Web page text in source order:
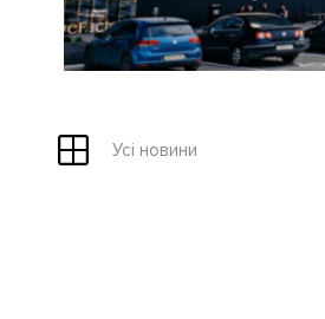
Усі новини